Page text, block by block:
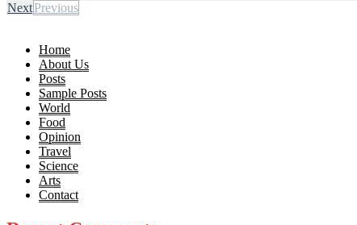
NextPrevious
Home
About Us
Posts
Sample Posts
World
Food
Opinion
Travel
Science
Arts
Contact